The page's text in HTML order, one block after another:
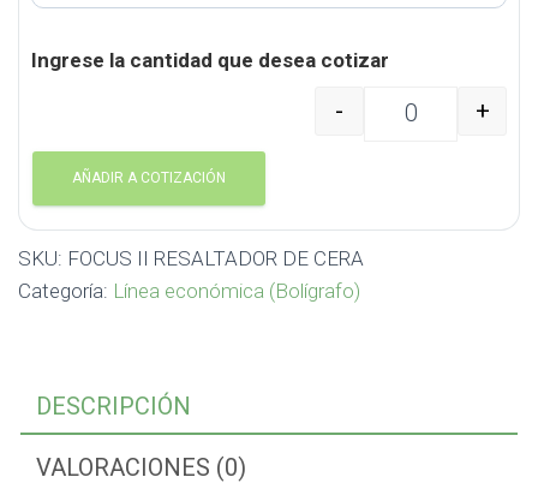
Ingrese la cantidad que desea cotizar
FOCUS II
- +
AÑADIR A COTIZACIÓN
SKU: FOCUS II RESALTADOR DE CERA
Categoría: Línea económica (Bolígrafo)
DESCRIPCIÓN
VALORACIONES (0)